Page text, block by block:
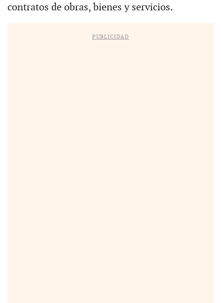
contratos de obras, bienes y servicios.
PUBLICIDAD